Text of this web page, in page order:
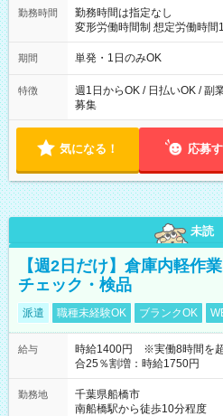
勤務時間
勤務時間は指定なし
変形労働時間制 想定労働時間160時間/月 【シ
～21：00
期間 単発・1日のみOK
特徴
週1日からOK / 日払いOK / 副
募集
気になる！ 応募
未読
【週2日だけ】倉庫内軽作
チェック・検品
派遣 職種未経験OK ブランクOK
給与
時給1400円 ※実働8時間を
合25％割増：時給1750円
勤務地
千葉県船橋市
南船橋駅から徒歩10分程度